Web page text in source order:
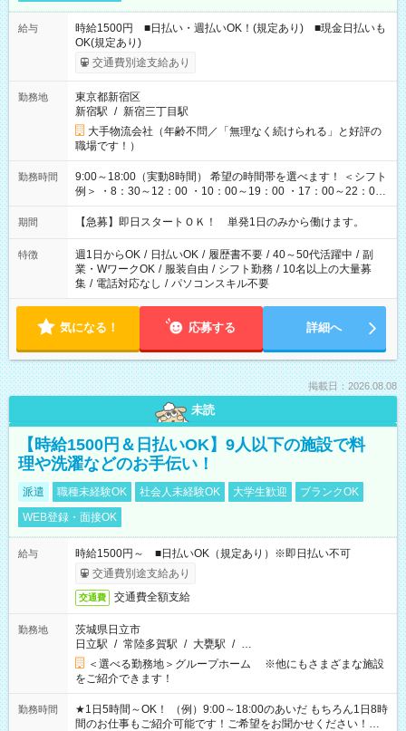
給与
時給1500円 ■日払い・週払いOK！(規定あり) ■現金日払いも
OK(規定あり)
交通費別途支給あり
勤務地
東京都新宿区
新宿駅 / 新宿三丁目駅
大手物流会社（年齢不問／「無理なく続けられる」と好評の
職場です！）
勤務時間
9:00～18:00（実動8時間） 希望の時間帯を選べます！ ＜シフト
例＞ ・8：30～12：00 ・10：00～19：00 ・17：00～22：00
・13：00～22：00 ・22：00～翌6：00 など
期間 【急募】即日スタートＯＫ！ 単発1日のみから働けます。
特徴 週1日からOK / 日払いOK / 履歴書不要 / 40～50代活躍中 / 副
業・WワークOK / 服装自由 / シフト勤務 / 10名以上の大量募
集 / 電話対応なし / パソコンスキル不要
気になる！ 応募する 詳細へ
掲載日：2026.08.08
未読
【時給1500円＆日払いOK】9人以下の施設で料
理や洗濯などのお手伝い！
派遣 職種未経験OK 社会人未経験OK 大学生歓迎
ブランクOK
WEB登録・面接OK
給与
時給1500円～ ■日払いOK（規定あり）※即日払い不可
交通費別途支給あり
交通費 交通費全額支給
勤務地
茨城県日立市
日立駅 / 常陸多賀駅 / 大甕駅 / …
＜選べる勤務地＞グループホーム ※他にもさまざまな施設
をご紹介できます！
勤務時間
★1日5時間～OK！ （例）9:00～18:00のあいだ もちろん1日8時
間のお仕事もご紹介可能です！ご希望をお聞かせください！★